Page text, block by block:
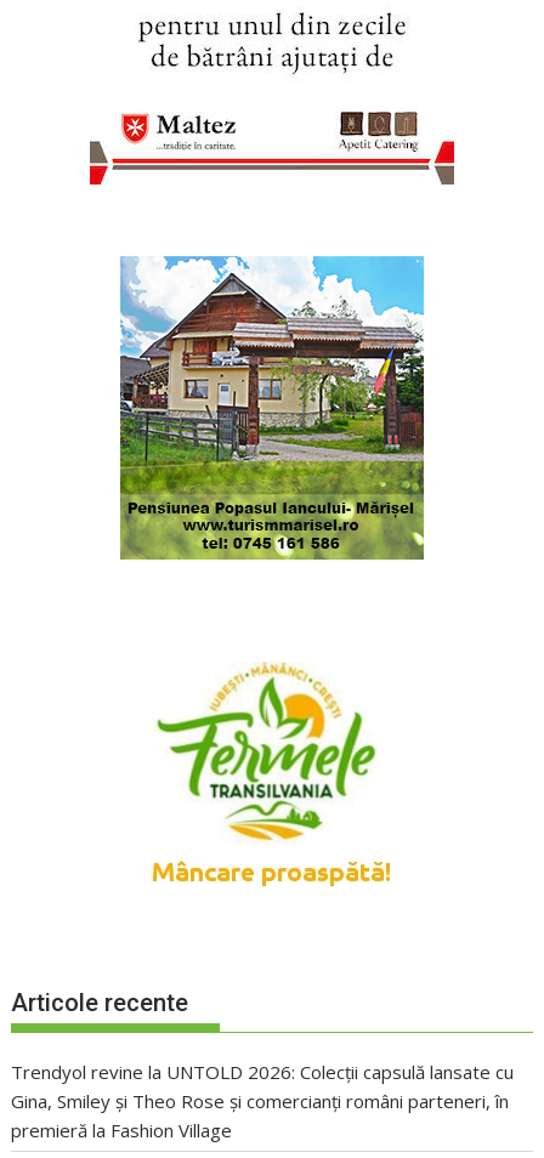
Articole recente
Trendyol revine la UNTOLD 2026: Colecții capsulă lansate cu
Gina, Smiley și Theo Rose și comercianți români parteneri, în
premieră la Fashion Village